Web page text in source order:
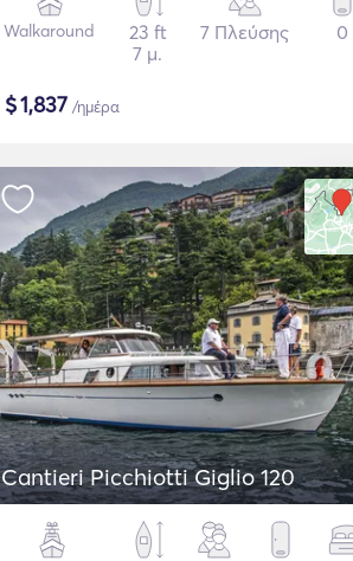
Walkaround
23 ft
7 μ.
7 Πλεύσης 0
$1,837 /ημέρα
Cantieri Picchiotti Giglio 120